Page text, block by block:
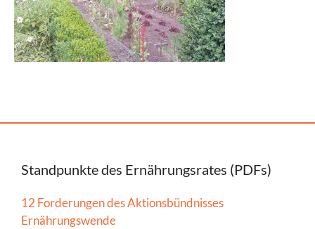
Standpunkte des Ernährungsrates (PDFs)
12 Forderungen des Aktionsbündnisses
Ernährungswende